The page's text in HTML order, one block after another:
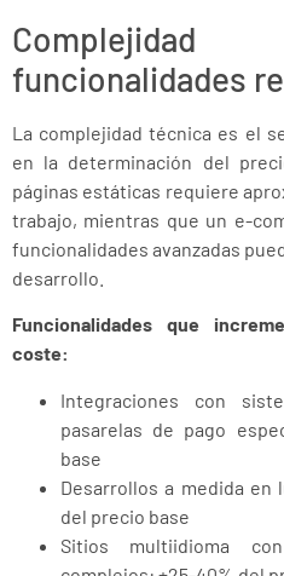
funcionalidades
La complejidad técnica es el
en la determinación del
páginas estáticas requiere
trabajo, mientras que un e-
funcionalidades avanzadas
desarrollo.
Funcionalidades que
coste:
Integraciones con
pasarelas de pago
base
Desarrollos a medida en
del precio base
Sitios multiidioma